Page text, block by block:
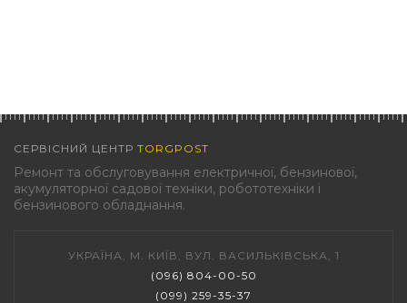
СЕРВІСНИЙ ЦЕНТР TORGPOST
Ремонт та обслуговування електричної, бензинової,
акумуляторної садової техніки, робототехніки і
бензинового обладнання.
УКРАЇНА, М. КИЇВ, ВУЛ. ВАСИЛЬКІВСЬКА, 1
(096) 804-00-50
(099) 259-35-37